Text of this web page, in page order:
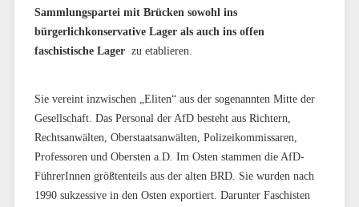
Sammlungspartei mit Brücken sowohl ins
bürgerlichkonservative Lager als auch ins offen
faschistische Lager zu etablieren.
Sie vereint inzwischen „Eliten“ aus der sogenannten Mitte der
Gesellschaft. Das Personal der AfD besteht aus Richtern,
Rechtsanwälten, Oberstaatsanwälten, Polizeikommissaren,
Professoren und Obersten a.D. Im Osten stammen die AfD-
FührerInnen größtenteils aus der alten BRD. Sie wurden nach
1990 sukzessive in den Osten exportiert. Darunter Faschisten